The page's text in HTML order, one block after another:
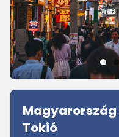
Sidebar
Tokió